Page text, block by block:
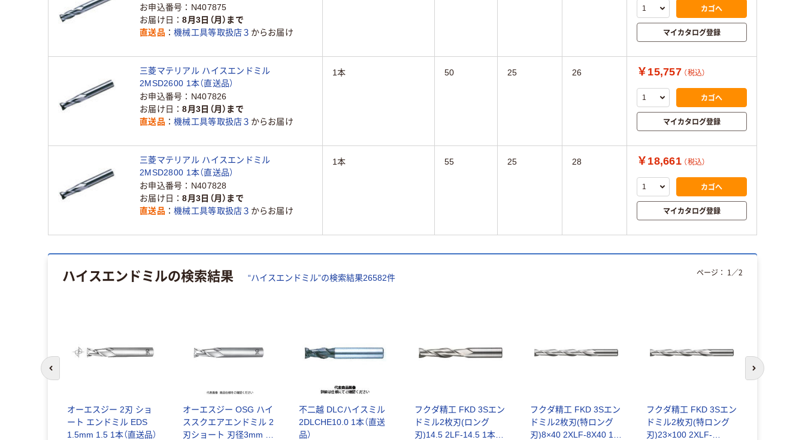
お申込番号
N407875
お届け日
8月3日（月）まで
直送品
機械工具等取扱店３ からお届け
カゴへ
マイカタログ登録
三菱マテリアル ハイスエンドミル
2MSD2600 1本（直送品）
お申込番号
N407826
お届け日
8月3日（月）まで
直送品
機械工具等取扱店３ からお届け
1本 50 25 26 ￥15,757 （税込）
カゴへ
マイカタログ登録
三菱マテリアル ハイスエンドミル
2MSD2800 1本（直送品）
お申込番号
N407828
お届け日
8月3日（月）まで
直送品
機械工具等取扱店３ からお届け
1本 55 25 28 ￥18,661 （税込）
カゴへ
マイカタログ登録
ハイスエンドミルの検索結果 “ハイスエンドミル”の検索結果26582件
オーエスジー 2刃 ショ
ート エンドミル EDS
1.5mm 1.5 1本（直送品）
オーエスジー OSG ハイ
ススクエアエンドミル 2
刃ショート 刃径3mm シ
不二越 DLCハイスミル
2DLCHE10.0 1本（直送
品）
フクダ精工 FKD 3Sエン
ドミル2枚刃(ロング
刃)14.5 2LF-14.5 1本
フクダ精工 FKD 3Sエン
ドミル2枚刃(特ロング
刃)8×40 2XLF-8X40 1本
フクダ精工 FKD 3Sエン
ドミル2枚刃(特ロング
刃)23×100 2XLF-
ページ： 1 ／2
前のスライドへ 次のスライド